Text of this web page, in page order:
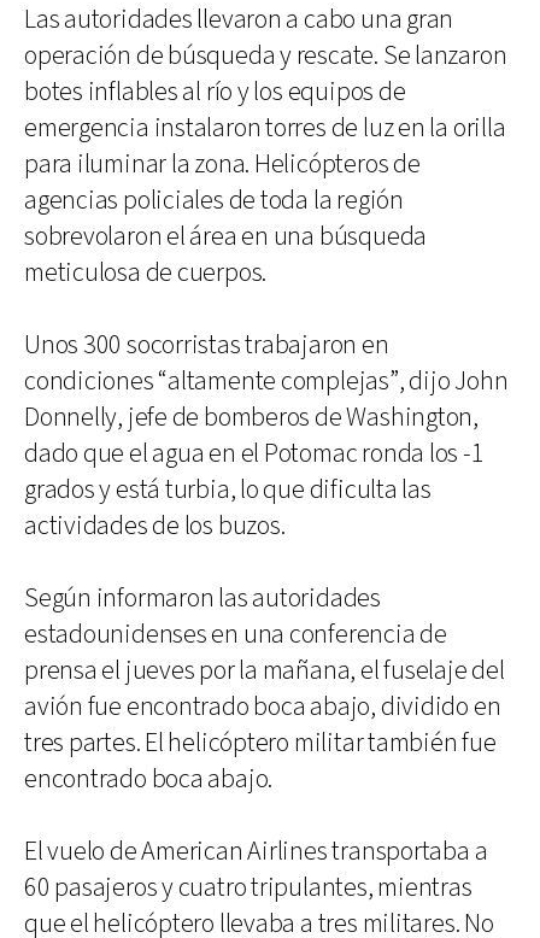
Las autoridades llevaron a cabo una gran
operación de búsqueda y rescate. Se lanzaron
botes inflables al río y los equipos de
emergencia instalaron torres de luz en la orilla
para iluminar la zona. Helicópteros de
agencias policiales de toda la región
sobrevolaron el área en una búsqueda
meticulosa de cuerpos.
Unos 300 socorristas trabajaron en
condiciones “altamente complejas”, dijo John
Donnelly, jefe de bomberos de Washington,
dado que el agua en el Potomac ronda los -1
grados y está turbia, lo que dificulta las
actividades de los buzos.
Según informaron las autoridades
estadounidenses en una conferencia de
prensa el jueves por la mañana, el fuselaje del
avión fue encontrado boca abajo, dividido en
tres partes. El helicóptero militar también fue
encontrado boca abajo.
El vuelo de American Airlines transportaba a
60 pasajeros y cuatro tripulantes, mientras
que el helicóptero llevaba a tres militares. No